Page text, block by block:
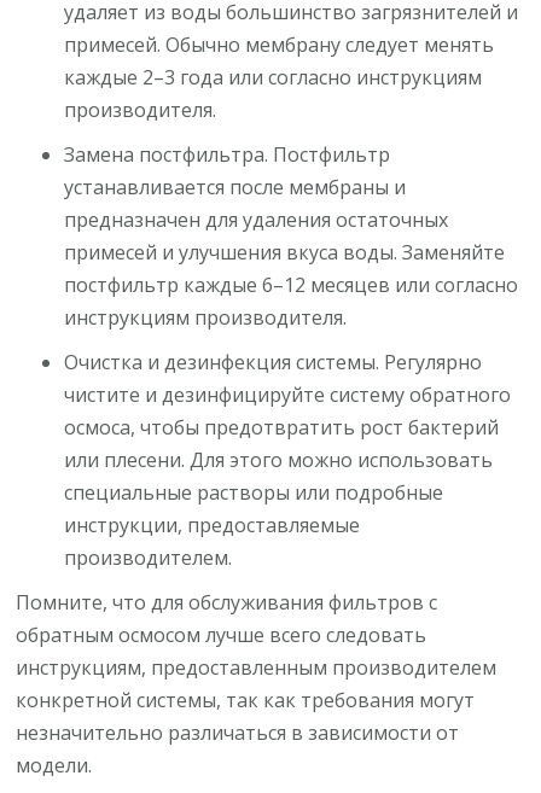
удаляет из воды большинство загрязнителей и
примесей. Обычно мембрану следует менять
каждые 2–3 года или согласно инструкциям
производителя.
Замена постфильтра. Постфильтр
устанавливается после мембраны и
предназначен для удаления остаточных
примесей и улучшения вкуса воды. Заменяйте
постфильтр каждые 6–12 месяцев или согласно
инструкциям производителя.
Очистка и дезинфекция системы. Регулярно
чистите и дезинфицируйте систему обратного
осмоса, чтобы предотвратить рост бактерий
или плесени. Для этого можно использовать
специальные растворы или подробные
инструкции, предоставляемые
производителем.
Помните, что для обслуживания фильтров с
обратным осмосом лучше всего следовать
инструкциям, предоставленным производителем
конкретной системы, так как требования могут
незначительно различаться в зависимости от
модели.